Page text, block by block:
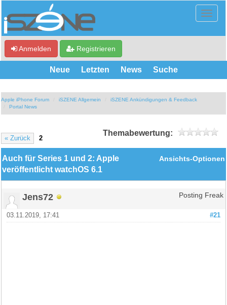
Anmelden Registrieren
Neue Letzten News Suche
Apple iPhone Forum iSZENE Allgemein
iSZENE Ankündigungen & Feedback
Portal News
« Zurück 2
Themabewertung:
Ansichts-Optionen
Auch für Series 1 und 2: Apple
veröffentlicht watchOS 6.1
Jens72 Posting Freak
#21
03.11.2019, 17:41